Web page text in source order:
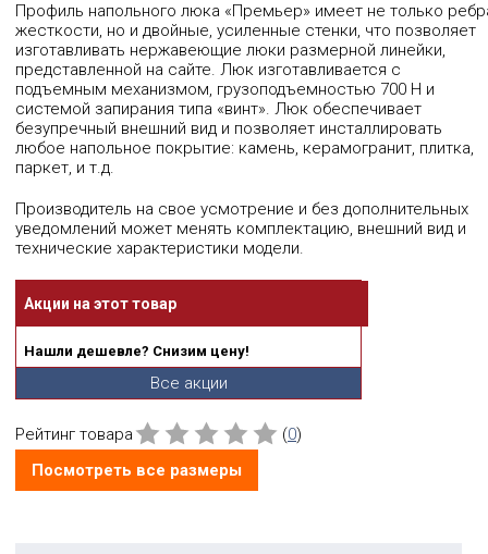
Профиль напольного люка «Премьер» имеет не только
жесткости, но и двойные, усиленные стенки, что позволяет
изготавливать нержавеющие люки размерной линейки,
представленной на сайте. Люк изготавливается с
подъемным механизмом, грузоподъемностью 700 Н и
системой запирания типа «винт». Люк обеспечивает
безупречный внешний вид и позволяет инсталлировать
любое напольное покрытие: камень, керамогранит, плитка,
паркет, и т.д.
Производитель на свое усмотрение и без дополнительных
уведомлений может менять комплектацию, внешний вид и
технические характеристики модели.
Акции на этот товар
Нашли дешевле? Снизим цену!
Все акции
Рейтинг товара (0)
Посмотреть все размеры